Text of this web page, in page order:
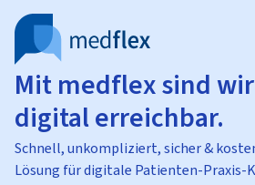
Mit medflex sind
digital erreichbar.
Schnell, unkompliziert, sicher &
Lösung für digitale Patienten-Praxis-